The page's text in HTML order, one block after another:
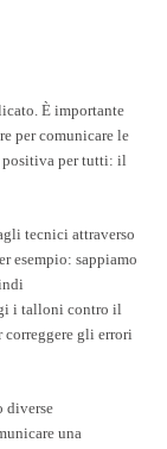
È importante
per comunicare le
positiva per tutti: il
tecnici attraverso
esempio: sappiamo
i talloni contro il
correggere gli errori
diverse
una